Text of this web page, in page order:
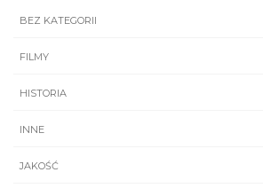
BEZ KATEGORII
FILMY
HISTORIA
INNE
JAKOŚĆ